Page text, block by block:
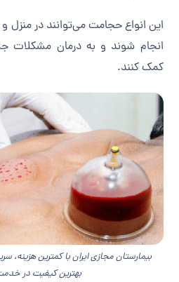
این انواع حجامت می‌توانند در
انجام شوند و به درمان مشکلات
کمک کنند.
بیمارستان مجازی ایران با کمترین هزینه،
بهترین کیفیت در